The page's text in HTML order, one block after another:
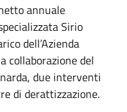
annuale
Sirio
dell’Azienda
collaborazione del
due interventi
di derattizzazione.